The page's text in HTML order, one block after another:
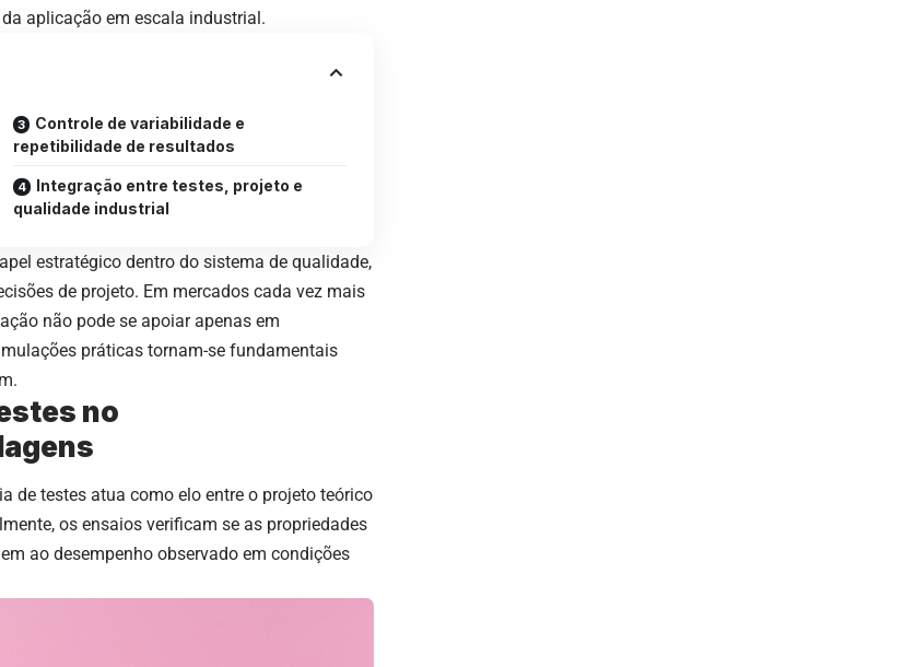
aplicação em escala industrial.
Controle de variabilidade e
repetibilidade de resultados
Integração entre testes, projeto e
qualidade industrial
estratégico dentro do sistema de qualidade,
de projeto. Em mercados cada vez mais
não pode se apoiar apenas em
práticas tornam-se fundamentais
no
de testes atua como elo entre o projeto teórico
os ensaios verificam se as propriedades
ao desempenho observado em condições